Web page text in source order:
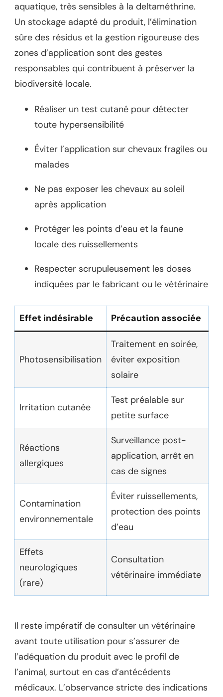
aquatique, très sensibles à la deltaméthrine.
Un stockage adapté du produit, l’élimination
sûre des résidus et la gestion rigoureuse des
zones d’application sont des gestes
responsables qui contribuent à préserver la
biodiversité locale.
Réaliser un test cutané pour détecter
toute hypersensibilité
Éviter l’application sur chevaux fragiles ou
malades
Ne pas exposer les chevaux au soleil
après application
Protéger les points d’eau et la faune
locale des ruissellements
Respecter scrupuleusement les doses
indiquées par le fabricant ou le vétérinaire
Effet indésirable Précaution associée
Photosensibilisation
Traitement en soirée,
éviter exposition
solaire
Irritation cutanée
Test préalable sur
petite surface
Réactions
allergiques
Surveillance post-
application, arrêt en
cas de signes
Contamination
environnementale
Éviter ruissellements,
protection des points
d’eau
Effets
neurologiques
(rare)
Consultation
vétérinaire immédiate
Il reste impératif de consulter un vétérinaire
avant toute utilisation pour s’assurer de
l’adéquation du produit avec le profil de
l’animal, surtout en cas d’antécédents
médicaux. L’observance stricte des indications